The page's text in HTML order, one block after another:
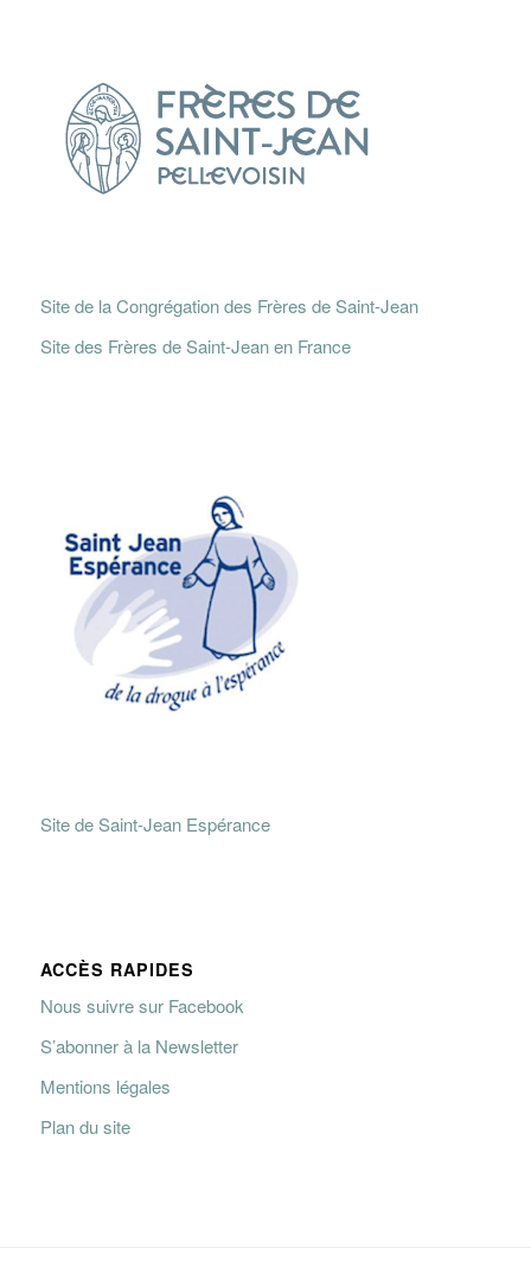
Site de la Congrégation des Frères de Saint-Jean
Site des Frères de Saint-Jean en France
Site de Saint-Jean Espérance
ACCÈS RAPIDES
Nous suivre sur Facebook
S’abonner à la Newsletter
Mentions légales
Plan du site